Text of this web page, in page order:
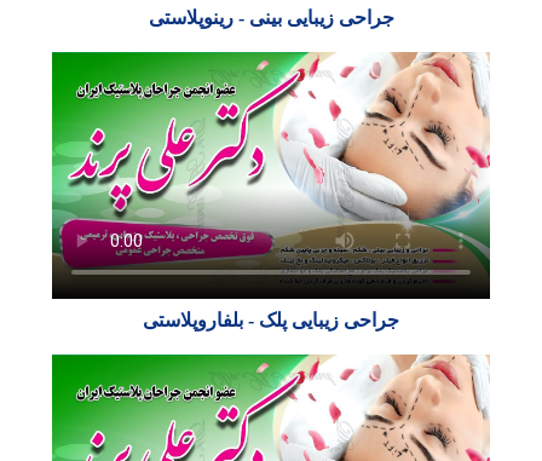
جراحی زیبایی بینی - رینوپلاستی
جراحی زیبایی پلک - بلفاروپلاستی